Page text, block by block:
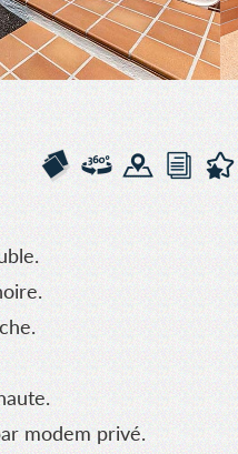
modem privé.